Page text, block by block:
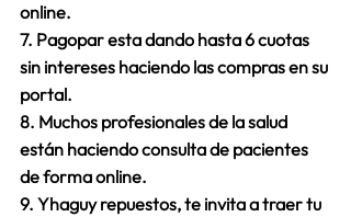
online.
7. Pagopar esta dando hasta 6 cuotas
sin intereses haciendo las compras en su
portal.
8. Muchos profesionales de la salud
están haciendo consulta de pacientes
de forma online.
9. Yhaguy repuestos, te invita a traer tu